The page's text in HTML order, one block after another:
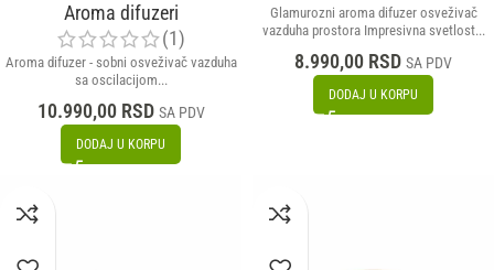
Aroma difuzeri
(1)
Aroma difuzer - sobni osveživač vazduha
sa oscilacijom...
10.990,00 RSD SA PDV
DODAJ U KORPU
Glamurozni aroma difuzer osveživač
vazduha prostora Impresivna svetlost...
8.990,00 RSD SA PDV
DODAJ U KORPU